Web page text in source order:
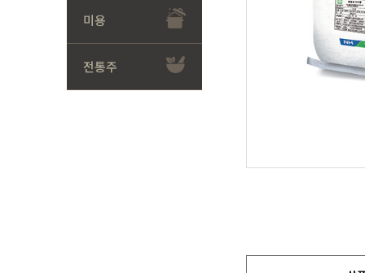
미용
전통주